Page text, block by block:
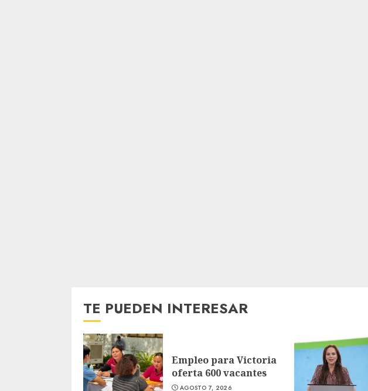
TE PUEDEN INTERESAR
Empleo para Victoria
oferta 600 vacantes
AGOSTO 7, 2026